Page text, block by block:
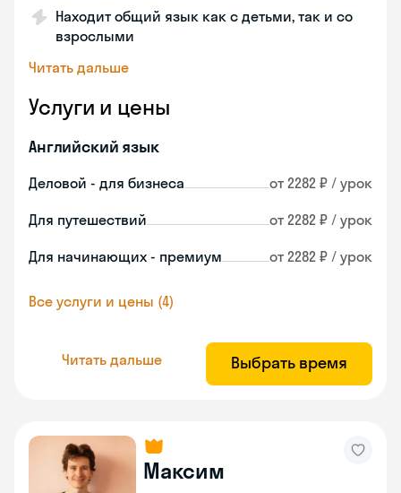
Находит общий язык как с детьми, так и со
взрослыми
Читать дальше
Услуги и цены
Английский язык
Деловой - для бизнеса от 2282 ₽ / урок
Для путешествий от 2282 ₽ / урок
Для начинающих - премиум от 2282 ₽ / урок
Все услуги и цены (4)
Читать дальше Выбрать время
Максим